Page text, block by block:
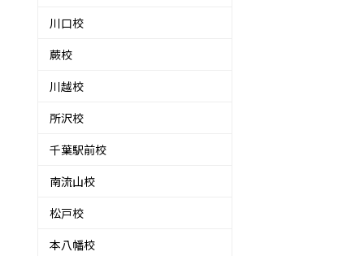
川口校
蕨校
川越校
所沢校
千葉駅前校
南流山校
松戸校
本八幡校